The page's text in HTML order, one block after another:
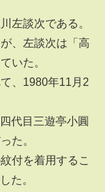
左談次である。
、左談次は「高
いた。
、1980年11月2
代目三遊亭小圓
た。
付を着用するこ
た。